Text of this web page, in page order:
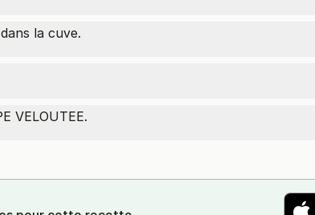
la cuve.
VELOUTEE.